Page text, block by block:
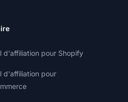
d'affiliation pour Shopify
d'affiliation pour